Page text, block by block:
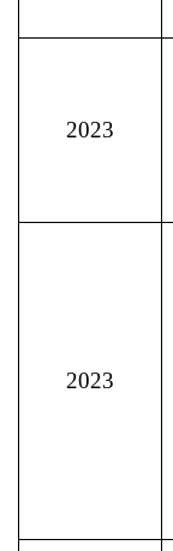
2023
2023